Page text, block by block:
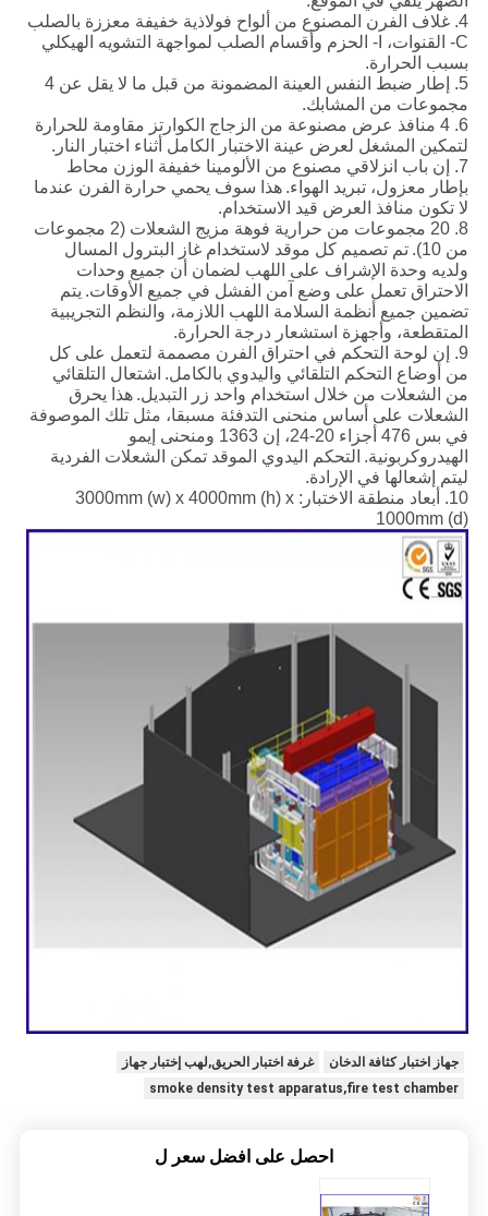
4. غلاف الفرن المصنوع من ألواح فولاذية خفيفة معززة بالصلب
C- القنوات، I- الحزم وأقسام الصلب لمواجهة التشويه الهيكلي
بسبب الحرارة.
5. إطار ضبط النفس العينة المضمونة من قبل ما لا يقل عن 4
مجموعات من المشابك.
6. 4 منافذ عرض مصنوعة من الزجاج الكوارتز مقاومة للحرارة
لتمكين المشغل لعرض عينة الاختبار الكامل أثناء اختبار النار.
7. إن باب انزلاقي مصنوع من الألومينا خفيفة الوزن محاط
بإطار معزول، تبريد الهواء. هذا سوف يحمي حرارة الفرن عندما
لا تكون منافذ العرض قيد الاستخدام.
8. 20 مجموعات من حرارية فوهة مزيج الشعلات (2 مجموعات
من 10).
تم تصميم كل موقد لاستخدام غاز البترول المسال
ولديه وحدة الإشراف على اللهب لضمان أن جميع وحدات
الاحتراق تعمل على وضع آمن الفشل في جميع الأوقات. يتم
تضمين جميع أنظمة السلامة اللهب اللازمة، والنظم التجريبية
المتقطعة، وأجهزة استشعار درجة الحرارة.
9. إن لوحة التحكم في احتراق الفرن مصممة لتعمل على كل
من أوضاع التحكم التلقائي واليدوي بالكامل. اشتعال التلقائي
من الشعلات من خلال استخدام واحد زر التبديل. هذا يحرق
الشعلات على أساس منحنى التدفئة مسبقا، مثل تلك الموصوفة
في بس 476 أجزاء 20-24، إن 1363 ومنحنى إيمو
الهيدروكربونية. التحكم اليدوي الموقد تمكن الشعلات الفردية
ليتم إشعالها في الإرادة.
10. أبعاد منطقة الاختبار: 3000mm (w) x 4000mm (h) x
1000mm (d)
جهاز اختبار كثافة الدخان
غرفة اختبار الحريق,لهب إختبار جهاز
smoke density test apparatus,fire test chamber
احصل على افضل سعر ل